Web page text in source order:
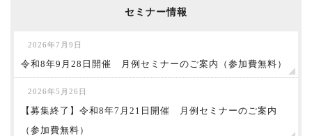
セミナー情報
2026年7月9日
令和8年9月28日開催 月例セミナーのご案内（参加費無料）
2026年5月26日
【募集終了】令和8年7月21日開催 月例セミナーのご案内
（参加費無料）